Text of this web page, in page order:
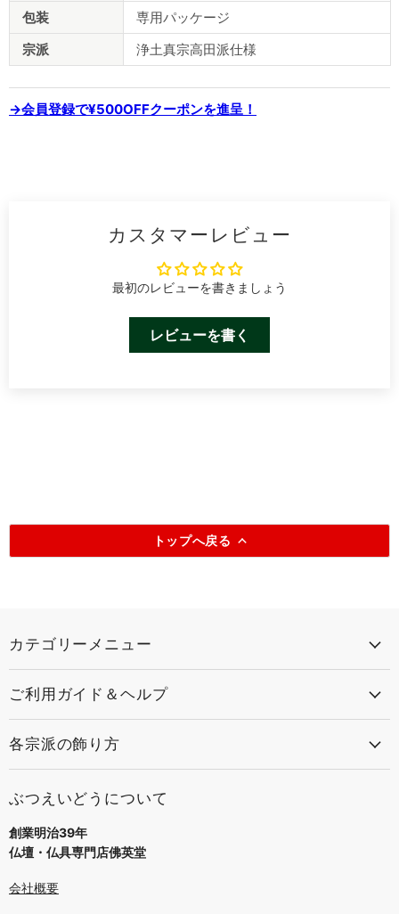
包装
専用パッケージ
宗派
浄土真宗高田派仕様
→会員登録で¥500OFFクーポンを進呈！
カスタマーレビュー
最初のレビューを書きましょう
レビューを書く
トップへ戻る
カテゴリーメニュー
ご利用ガイド＆ヘルプ
各宗派の飾り方
ぶつえいどうについて
創業明治39年
仏壇・仏具専門店佛英堂
会社概要